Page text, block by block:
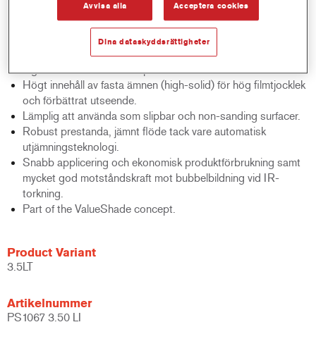
Produktfunktioner
Bidrar till ökad produktivitet tack vare korta processtider.
Brett appliceringsfönster och 1,5-skiktsapplicering.
Ingår i ValueShade-konceptet.
Högt innehåll av fasta ämnen (high-solid) för hög filmtjocklek
och förbättrat utseende.
Lämplig att använda som slipbar och non-sanding surfacer.
Robust prestanda, jämnt flöde tack vare automatisk
utjämningsteknologi.
Snabb applicering och ekonomisk produktförbrukning samt
mycket god motståndskraft mot bubbelbildning vid IR-
torkning.
Part of the ValueShade concept.
Product Variant
3.5LT
Artikelnummer
PS1067 3.50 LI
Avvisa alla Acceptera cookies
Dina dataskyddsrättigheter